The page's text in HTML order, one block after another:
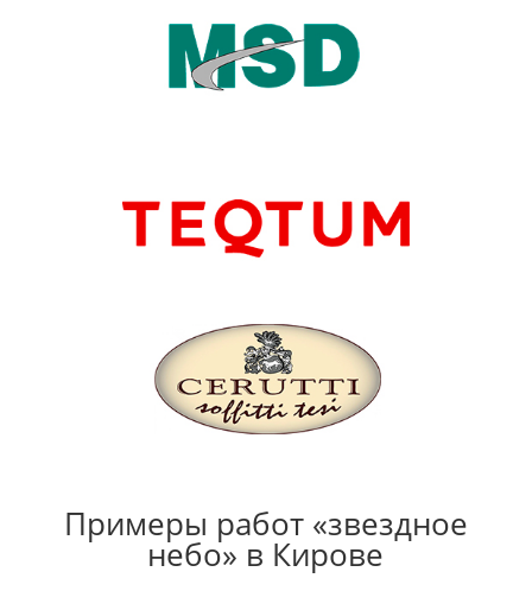
Примеры работ «звездное
небо» в Кирове